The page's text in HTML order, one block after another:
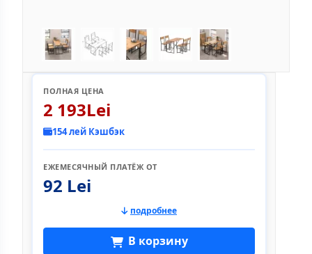
ПОЛНАЯ ЦЕНА
2 193Lei
154 лей Кэшбэк
ЕЖЕМЕСЯЧНЫЙ ПЛАТЁЖ ОТ
92 Lei
подробнее
В корзину